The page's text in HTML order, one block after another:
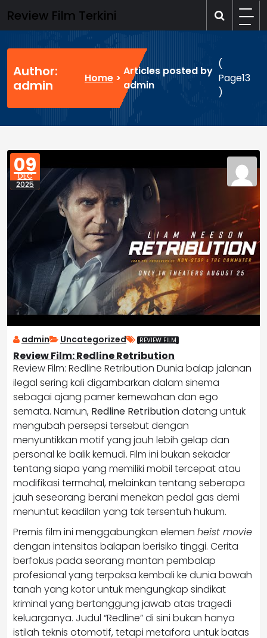
to
content
Review Film Terkini
Author:
admin
Home>
Articles posted by
admin
(
Page13
)
09
DEC
2025
admin Uncategorized REVIEW FILM
Review Film: Redline Retribution
Review Film: Redline Retribution Dunia balap jalanan
ilegal sering kali digambarkan dalam sinema
sebagai ajang pamer kemewahan dan ego
semata. Namun, Redline Retributiondatang untuk
mengubah persepsi tersebut dengan
menyuntikkan motif yang jauh lebih gelap dan
personal ke balik kemudi. Film ini bukan sekadar
tentang siapa yang memiliki mobil tercepat atau
modifikasi termahal, melainkan tentang seberapa
jauh seseorang berani menekan pedal gas demi
menuntut keadilan yang tak tersentuh hukum.
Premis film ini menggabungkan elemen heist movie
dengan intensitas balapan berisiko tinggi. Cerita
berfokus pada seorang mantan pembalap
profesional yang terpaksa kembali ke dunia bawah
tanah yang kotor untuk mengungkap sindikat
kriminal yang bertanggung jawab atas tragedi
keluarganya. Judul “Redline” di sini bukan hanya
istilah teknis otomotif, tetapi metafora untuk batas